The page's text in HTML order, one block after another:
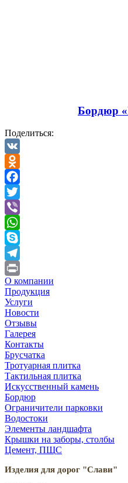
Бордюр
Поделиться:
VK
Odnoklassniki
Facebook
Twitter
Viber
WhatsApp
Skype
Telegram
Print
О компании
Продукция
Услуги
Новости
Отзывы
Галерея
Контакты
Брусчатка
Тротуарная плитка
Тактильная плитка
Искусственный камень
Бордюр
Ограничители парковки
Водостоки
Элементы ландшафта
Крышки на заборы, столбы
Цемент, ПЩС
Изделия для дорог "Слави"